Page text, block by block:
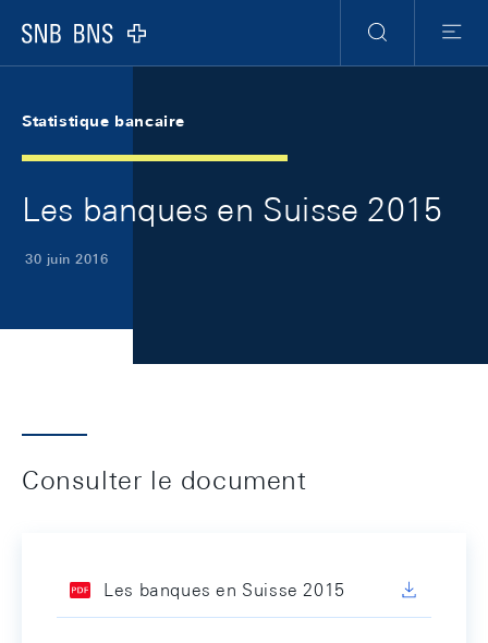
Logo
RechercheMenu
Statistique bancaire
Les banques en Suisse 2015
30 juin 2016
Consulter le document
Les banques en Suisse 2015